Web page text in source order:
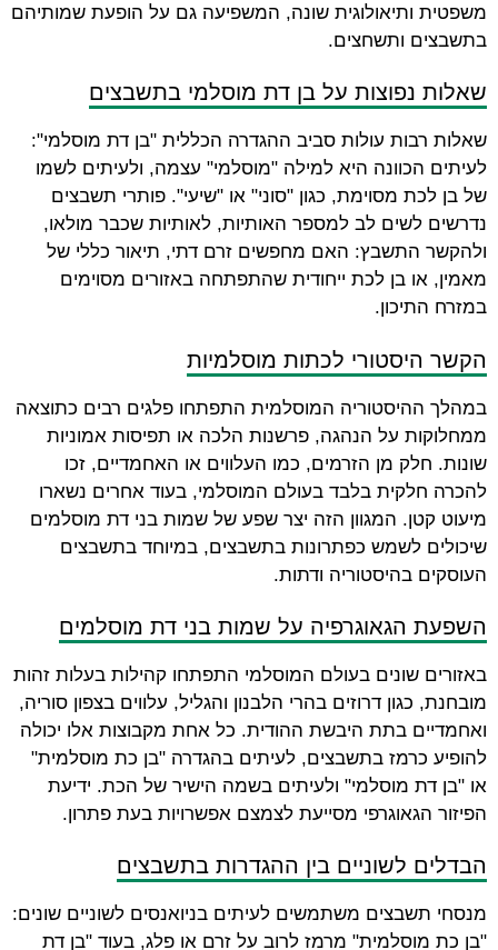
משפטית ותיאולוגית שונה, המשפיעה גם על הופעת שמותיהם
בתשבצים ותשחצים.
שאלות נפוצות על בן דת מוסלמי בתשבצים
שאלות רבות עולות סביב ההגדרה הכללית "בן דת מוסלמי":
לעיתים הכוונה היא למילה "מוסלמי" עצמה, ולעיתים לשמו
של בן לכת מסוימת, כגון "סוני" או "שיעי". פותרי תשבצים
נדרשים לשים לב למספר האותיות, לאותיות שכבר מולאו,
ולהקשר התשבץ: האם מחפשים זרם דתי, תיאור כללי של
מאמין, או בן לכת ייחודית שהתפתחה באזורים מסוימים
במזרח התיכון.
הקשר היסטורי לכתות מוסלמיות
במהלך ההיסטוריה המוסלמית התפתחו פלגים רבים כתוצאה
ממחלוקות על הנהגה, פרשנות הלכה או תפיסות אמוניות
שונות. חלק מן הזרמים, כמו העלווים או האחמדיים, זכו
להכרה חלקית בלבד בעולם המוסלמי, בעוד אחרים נשארו
מיעוט קטן. המגוון הזה יצר שפע של שמות בני דת מוסלמים
שיכולים לשמש כפתרונות בתשבצים, במיוחד בתשבצים
העוסקים בהיסטוריה ודתות.
השפעת הגאוגרפיה על שמות בני דת מוסלמים
באזורים שונים בעולם המוסלמי התפתחו קהילות בעלות זהות
מובחנת, כגון דרוזים בהרי הלבנון והגליל, עלווים בצפון סוריה,
ואחמדיים בתת היבשת ההודית. כל אחת מקבוצות אלו יכולה
להופיע כרמז בתשבצים, לעיתים בהגדרה "בן כת מוסלמית"
או "בן דת מוסלמי" ולעיתים בשמה הישיר של הכת. ידיעת
הפיזור הגאוגרפי מסייעת לצמצם אפשרויות בעת פתרון.
הבדלים לשוניים בין ההגדרות בתשבצים
מנסחי תשבצים משתמשים לעיתים בניואנסים לשוניים שונים:
"בן כת מוסלמית" מרמז לרוב על זרם או פלג, בעוד "בן דת